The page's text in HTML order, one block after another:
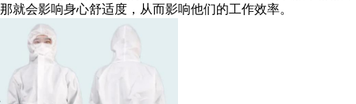
那就会影响身心舒适度，从而影响他们的工作效率。